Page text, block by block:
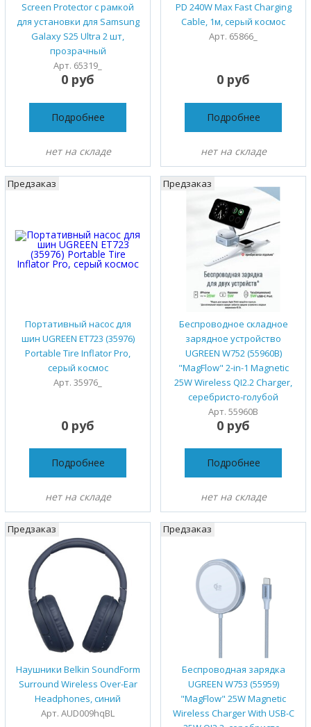
Screen Protector с рамкой
для установки для Samsung
Galaxy S25 Ultra 2 шт,
прозрачный
Арт. 65319_
0 руб
Подробнее
нет на складе
PD 240W Max Fast Charging
Cable, 1м, серый космос
Арт. 65866_
0 руб
Подробнее
нет на складе
Портативный насос для
шин UGREEN ET723 (35976)
Portable Tire Inflator Pro,
серый космос
Арт. 35976_
Предзаказ
0 руб
Подробнее
нет на складе
Беспроводное складное
зарядное устройство
UGREEN W752 (55960B)
"MagFlow" 2-in-1 Magnetic
25W Wireless QI2.2 Charger,
серебристо-голубой
Арт. 55960B
Предзаказ
0 руб
Подробнее
нет на складе
Наушники Belkin SoundForm
Surround Wireless Over-Ear
Headphones, синий
Арт. AUD009hqBL
Предзаказ
Беспроводная зарядка
UGREEN W753 (55959)
"MagFlow" 25W Magnetic
Wireless Charger With USB-C
Предзаказ